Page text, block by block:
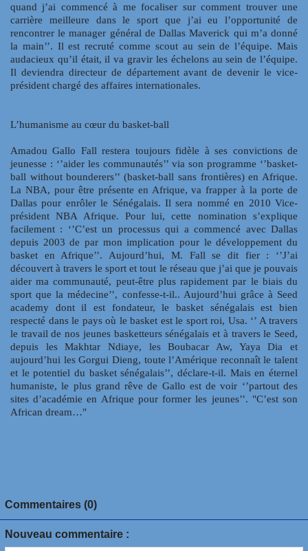
quand j’ai commencé à me focaliser sur comment trouver une
carrière meilleure dans le sport que j’ai eu l’opportunité de
rencontrer le manager général de Dallas Maverick qui m’a donné
la main’’. Il est recruté comme scout au sein de l’équipe. Mais
audacieux qu’il était, il va gravir les échelons au sein de l’équipe.
Il deviendra directeur de département avant de devenir le vice-
président chargé des affaires internationales.
L’humanisme au cœur du basket-ball
Amadou Gallo Fall restera toujours fidèle à ses convictions de
jeunesse : ‘’aider les communautés’’ via son programme ‘’basket-
ball without bounderers’’ (basket-ball sans frontières) en Afrique.
La NBA, pour être présente en Afrique, va frapper à la porte de
Dallas pour enrôler le Sénégalais. Il sera nommé en 2010 Vice-
président NBA Afrique. Pour lui, cette nomination s’explique
facilement : ‘’C’est un processus qui a commencé avec Dallas
depuis 2003 de par mon implication pour le développement du
basket en Afrique’’. Aujourd’hui, M. Fall se dit fier : ‘’J’ai
découvert à travers le sport et tout le réseau que j’ai que je pouvais
aider ma communauté, peut-être plus rapidement par le biais du
sport que la médecine’’, confesse-t-il.. Aujourd’hui grâce à Seed
academy dont il est fondateur, le basket sénégalais est bien
respecté dans le pays où le basket est le sport roi, Usa. ‘’ A travers
le travail de nos jeunes basketteurs sénégalais et à travers le Seed,
depuis les Makhtar Ndiaye, les Boubacar Aw, Yaya Dia et
aujourd’hui les Gorgui Dieng, toute l’Amérique reconnaît le talent
et le potentiel du basket sénégalais’’, déclare-t-il. Mais en éternel
humaniste, le plus grand rêve de Gallo est de voir ‘’partout des
sites d’académie en Afrique pour former les jeunes’’. "C’est son
African dream…"
Commentaires (0)
Nouveau commentaire :